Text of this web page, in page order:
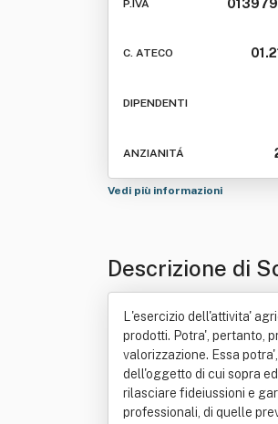
P.IVA
C. ATECO
DIPENDENTI
ANZIANITÁ
Vedi più informazioni
Descrizione di
L'esercizio dell'attivita'
prodotti. Potra', pertanto,
valorizzazione. Essa
dell'oggetto di cui sopra
rilasciare fideiussioni e
professionali, di quelle